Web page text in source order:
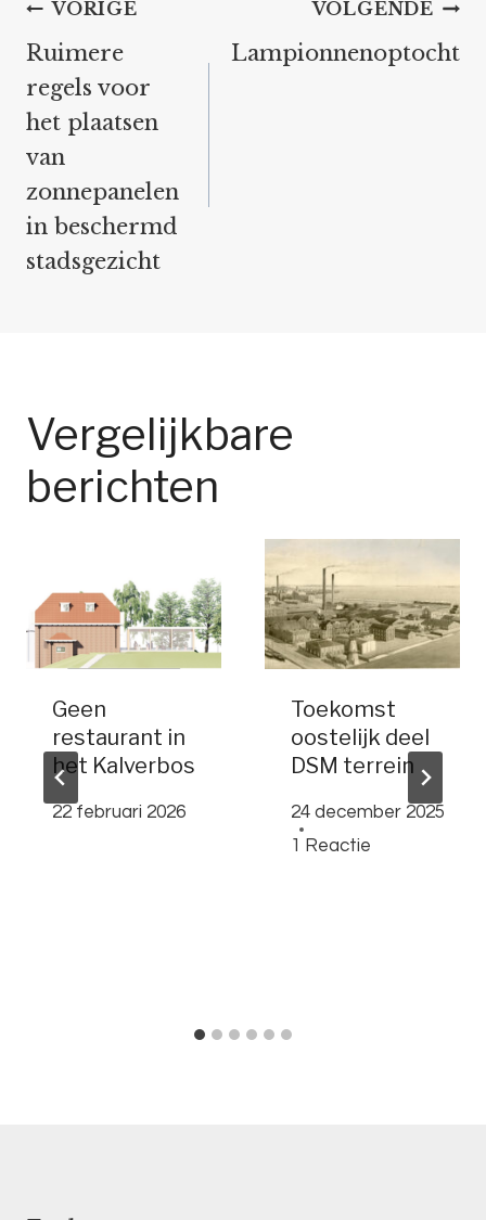
Bericht
navigatie
VORIGE
Ruimere
regels voor
het plaatsen
van
zonnepanelen
in beschermd
stadsgezicht
VOLGENDE
Lampionnenoptocht
Vergelijkbare
berichten
Geen
restaurant in
het Kalverbos
22 februari 2026
Toekomst
oostelijk deel
DSM terrein
24 december 2025
1 Reactie